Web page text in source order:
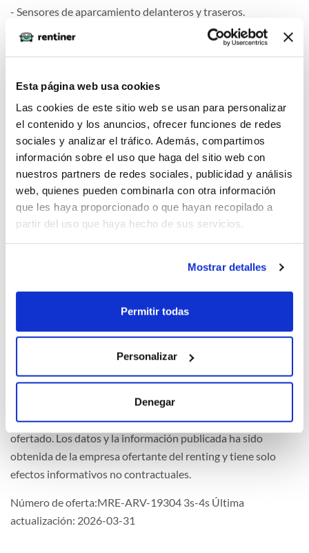
Esta página web usa cookies
Las cookies de este sitio web se usan para personalizar
el contenido y los anuncios, ofrecer funciones de redes
sociales y analizar el tráfico. Además, compartimos
información sobre el uso que haga del sitio web con
nuestros partners de redes sociales, publicidad y análisis
web, quienes pueden combinarla con otra información
que les haya proporcionado o que hayan recopilado a
partir del uso que haya hecho de sus servicios.
Mostrar detalles
Permitir todas
Personalizar
Denegar
- Sensores de aparcamiento delanteros y traseros.
- Sensor de luces automáticas.
- Asistente de arranque en pendiente (HAC).
Comfort
Seguridad
La imagen del coche puede no coincidir con el vehículo
ofertado. Los datos y la información publicada ha sido
obtenida de la empresa ofertante del renting y tiene solo
efectos informativos no contractuales.
Número de oferta:MRE-ARV-19304 3s-4s Última
actualización: 2026-03-31